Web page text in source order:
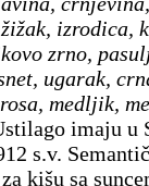
izrodica,
zrno,
ugarak,
medljik,
imaju u
s.v.
kišu sa